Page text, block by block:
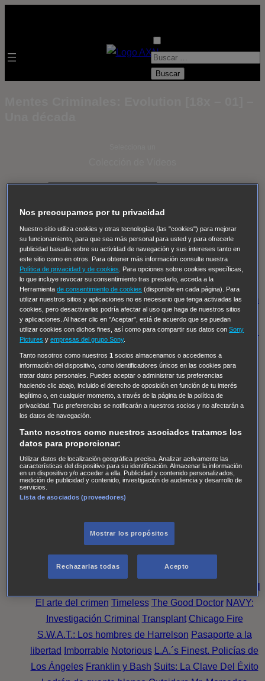
B
- ver todos - Padres
Despedida Salvaje
Despedida Salvaje
Thomas, el ojo del FBI Pan Am Dawson crece
Insomnia El Guardián The Blacklist Cinco en familia
Hudson & Rex Diez libras y un sueño Mr Loverman
Regreso al futuro III NUEVE CUERPOS Los últimos
caballeros Tormenta infinita Sing Street Cobra Kai
Tom
y Lola
High Country
Los casos de Susan Ryeland:
Moonflower Murders Twisted Metal Mentes Criminales:
Hailey Dean Without Sin: Libre de Culpa Morbius
NCIS: Nueva Orleans Pandora En fuera de juego
The Shield: Al margen de la ley Duplicated Preacher
The Killing Kind Intersecciones DOC Bite Club
Circuito cerrado
Alert: Unidad
de personas desaparecidas
Ladrón de guante blanco Hannibal Daños y Perjuicios
AXN Masters of Sex Three PinesAccused Carter
Nevers
Magpie Murders Blindspot Coyote
Reckoning: Ajuste de Cuentas
Noche Wild Bill Mentes Criminales Candice Renoir
Absentia Harrow Bulletproof Annika Lincoln Rhyme:
El arte del crimen Timeless The Good Doctor NAVY:
Investigación Criminal Transplant Chicago Fire
S.W.A.T.: Los hombres de Harrelson Pasaporte a la
libertad
Imborrable Notorious L.A.´s Finest. Policías de
Los Ángeles Franklin y Bash Suits: La Clave Del Éxito
Nos preocupamos por tu privacidad
Nuestro sitio utiliza cookies y otras tecnologías (las "cookies") para mejorar
su funcionamiento, para que sea más personal para usted y para ofrecerle
publicidad basada sobre su actividad de navegación y sus intereses tanto en
este sitio como en otros. Para obtener más información consulte nuestra
Política de privacidad y de cookies
. Para opciones sobre cookies específicas,
lo que incluye revocar su consentimiento tras prestarlo, acceda a la
Herramientade consentimiento de cookies (disponible en cada página). Para
utilizar nuestros sitios y aplicaciones no es necesario que tenga activadas las
cookies, pero desactivarlas podría afectar al uso que haga de nuestros sitios
y aplicaciones. Al hacer clic en "Aceptar", está de acuerdo que se puedan
utilizar cookies con dichos fines, así como para compartir sus datos conSony
Pictures yempresas del grupo Sony.
Tanto nosotros como nuestros1 socios almacenamos o accedemos a
información del dispositivo, como identificadores únicos en las cookies para
tratar datos personales. Puedes aceptar o administrar tus preferencias
haciendo clic abajo, incluido el derecho de oposición en función de tu interés
legítimo o, en cualquier momento, a través de la página de la política de
privacidad. Tus preferencias se notificarán a nuestros socios y no afectarán a
los datos de navegación.
Tanto nosotros como nuestros asociados tratamos los
datos para proporcionar:
Utilizar datos de localización geográfica precisa. Analizar activamente las
características del dispositivo para su identificación. Almacenar la información
en un dispositivo y/o acceder a ella. Publicidad y contenido personalizados,
medición de publicidad y contenido, investigación de audiencia y desarrollo de
servicios.
Lista de asociados (proveedores)
Mostrar los propósitos
Rechazarlas todas Acepto